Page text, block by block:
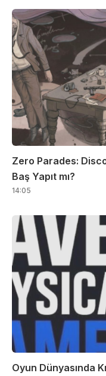
Zero Parades:
Baş Yapıt mı?
14:05
Oyun Dünyasında